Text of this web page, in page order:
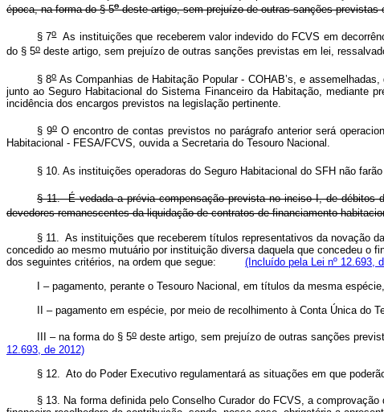
época, na forma do § 5odeste artigo, sem prejuízo de outras sanções previstas
§ 7oAs instituições que receberem valor indevido do FCVS em
do § 5o deste artigo, sem prejuízo de outras sanções previstas em lei,
§ 8oAs Companhias de Habitação Popular - COHAB’s, e
junto ao Seguro Habitacional do Sistema Financeiro da Habitação, mediante
incidência dos encargos previstos na legislação pertinente.
§ 9oO encontro de contas previstos no parágrafo anterior será
Habitacional - FESA/FCVS, ouvida a Secretaria do Tesouro Nacional.
§ 10. As instituições operadoras do Seguro Habitacional do SFH não
§ 11. É vedada a prévia compensação prevista no inciso I, de débitos
devedores remanescentes da liquidação de contratos de financiamento
§ 11. As instituições que receberem títulos representativos da novação
concedido ao mesmo mutuário por instituição diversa daquela que concedeu o
dos seguintes critérios, na ordem que segue: (Incluído pela Lei nº 12.693,
I – pagamento, perante o Tesouro Nacional, em títulos da mesma
II – pagamento em espécie, por meio de recolhimento à Conta Única
III – na forma do § 5o deste artigo, sem prejuízo de outras sanções
12.693, de 2012)
§ 12. Ato do Poder Executivo regulamentará as situações em que
§ 13. Na forma definida pelo Conselho Curador do FCVS, a